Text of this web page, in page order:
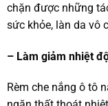
chặn được những
sức khỏe, làn da vô
– Làm giảm nhiệt
Rèm che nắng ô tô